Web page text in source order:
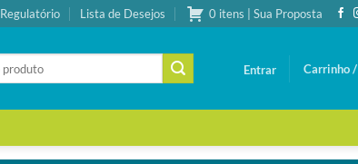
Regulatório Lista de Desejos 0 itens | Sua Proposta
Entrar Carrinho /